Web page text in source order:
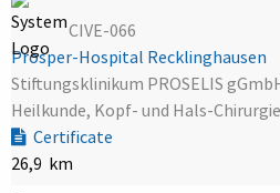
CIVE-066
Prosper-Hospital Recklinghausen
Stiftungsklinikum PROSELIS
Heilkunde, Kopf- und Hals-
Certificate
26,9 km